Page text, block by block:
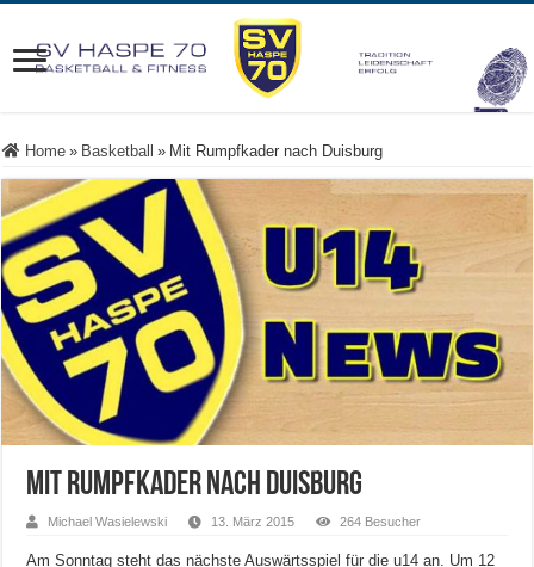
Home » Basketball » Mit Rumpfkader nach Duisburg
Mit Rumpfkader nach Duisburg
Michael Wasielewski 13. März 2015 264 Besucher
Am Sonntag steht das nächste Auswärtsspiel für die u14 an. Um 12